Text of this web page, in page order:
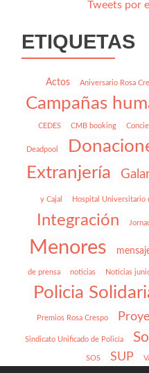
Tweets por
ETIQUETAS
Actos Aniversario Rosa
Campañas
CEDES CMB booking
Deadpool
Extranjería
y Cajal Hospital Universitario
Integración
Menores
de prensa noticias Noticias
Policia
Premios Rosa Crespo
Sindicato Unificado de Policía
SOS SUP